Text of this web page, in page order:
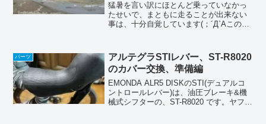
猛暑を言い訳にほとんど乗っていなかっ
たせいで、まともに走ることが出来ない
事は、十分自覚しています(；´Д`Aこのま
いよ〜って独り言を言いながら、のんび
りサイク...
パーツ
アルテグラSTIレバー、ST-R8020
のカバー交換、準備編
EMONDA ALR5 DISKのSTI(デュアルコ
ントロールレバー)は、油圧ブレーキ&機
械式シフターの、ST-R8020 です。ヤフオ